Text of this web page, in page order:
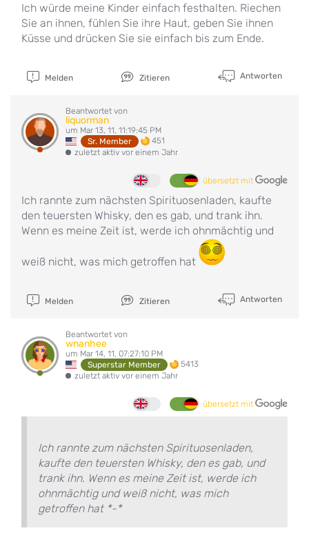
Ich würde meine Kinder einfach festhalten. Riechen
Sie an ihnen, fühlen Sie ihre Haut, geben Sie ihnen
Küsse und drücken Sie sie einfach bis zum Ende.
Melden Zitieren Antworten
Beantwortet von
liquorman
um Mar 13, 11, 11:19:45 PM
Sr. Member
451
zuletzt aktiv vor einem Jahr
übersetzt mit
Ich rannte zum nächsten Spirituosenladen, kaufte
den teuersten Whisky, den es gab, und trank ihn.
Wenn es meine Zeit ist, werde ich ohnmächtig und
weiß nicht, was mich getroffen hat
Melden Zitieren Antworten
Beantwortet von
wnanhee
um Mar 14, 11, 07:27:10 PM
Superstar Member
5413
zuletzt aktiv vor einem Jahr
übersetzt mit
Ich rannte zum nächsten Spirituosenladen,
kaufte den teuersten Whisky, den es gab, und
trank ihn. Wenn es meine Zeit ist, werde ich
ohnmächtig und weiß nicht, was mich
getroffen hat *-*